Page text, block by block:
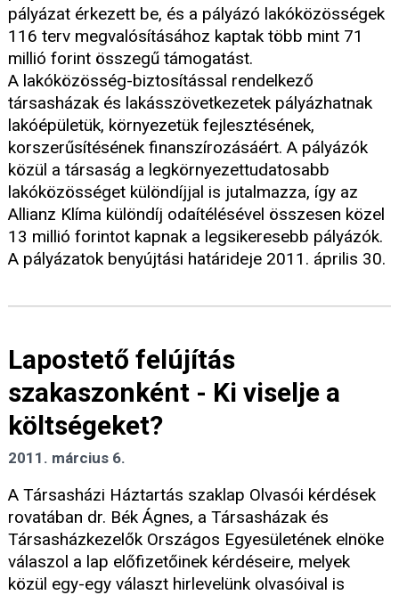
pályázat érkezett be, és a pályázó lakóközösségek
116 terv megvalósításához kaptak több mint 71
millió forint összegű támogatást.
A lakóközösség-biztosítással rendelkező
társasházak és lakásszövetkezetek pályázhatnak
lakóépületük, környezetük fejlesztésének,
korszerűsítésének finanszírozásáért. A pályázók
közül a társaság a legkörnyezettudatosabb
lakóközösséget különdíjjal is jutalmazza, így az
Allianz Klíma különdíj odaítélésével összesen közel
13 millió forintot kapnak a legsikeresebb pályázók.
A pályázatok benyújtási határideje 2011. április 30.
Lapostető felújítás
szakaszonként - Ki viselje a
költségeket?
2011. március 6.
A Társasházi Háztartás szaklap Olvasói kérdések
rovatában dr. Bék Ágnes, a Társasházak és
Társasházkezelők Országos Egyesületének elnöke
válaszol a lap előfizetőinek kérdéseire, melyek
közül egy-egy választ hirlevelünk olvasóival is